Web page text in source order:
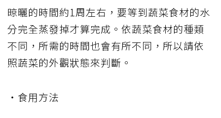
晾曬的時間約1周左右，要等到蔬菜食材的水
分完全蒸發掉才算完成。依蔬菜食材的種類
不同，所需的時間也會有所不同，所以請依
照蔬菜的外觀狀態來判斷。
・食用方法